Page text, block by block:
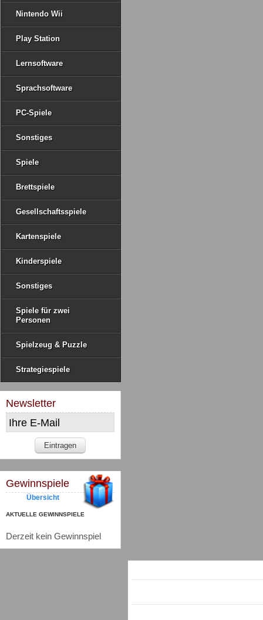
Nintendo Wii
Play Station
Lernsoftware
Sprachsoftware
PC-Spiele
Sonstiges
Spiele
Brettspiele
Gesellschaftsspiele
Kartenspiele
Kinderspiele
Sonstiges
Spiele für zwei
Personen
Spielzeug & Puzzle
Strategiespiele
Newsletter
Gewinnspiele
Übersicht
AKTUELLE GEWINNSPIELE
Derzeit kein Gewinnspiel